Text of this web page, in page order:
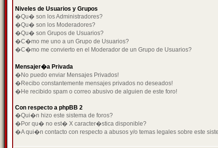
Niveles de Usuarios y Grupos
�Qu� son los Administradores?
�Qu� son los Moderadores?
�Qu� son Grupos de Usuarios?
�C�mo me uno a un Grupo de Usuarios?
�C�mo me convierto en el Moderador de un Grupo de Usuarios?
Mensajer�a Privada
�No puedo enviar Mensajes Privados!
�Recibo constantemente mensajes privados no deseados!
�He recibido spam o correo abusivo de alguien de este foro!
Con respecto a phpBB 2
�Qui�n hizo este sistema de foros?
�Por qu� no est� X caracter�stica disponible?
�A qui�n contacto con respecto a abusos y/o temas legales sobre este